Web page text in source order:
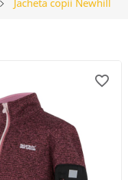
Jacheta copii Newhill
favorite_border